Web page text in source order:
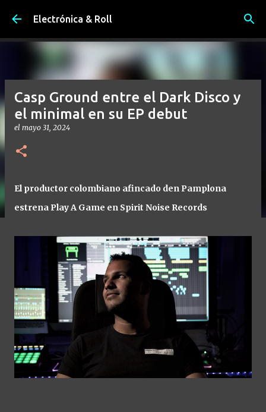
Ir al contenido principal
Electrónica & Roll
Casp Ground entre el Dark Disco y
el minimal en su EP debut
el mayo 31, 2024
El productor colombiano afincado den Pamplona
estrena Play A Game en Spirit Noise Records